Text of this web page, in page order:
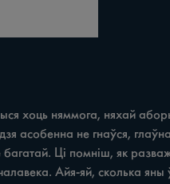
хоць няммога, няхай
асобенна не гнаўся,
Ці помніш, як
Айя-яй, сколька яны